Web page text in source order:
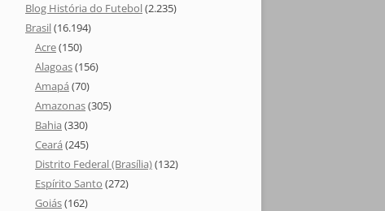
Blog História do Futebol(2.235)
Brasil(16.194)
Acre(150)
Alagoas(156)
Amapá (70)
Amazonas(305)
Bahia (330)
Ceará (245)
Distrito Federal (Brasília)(132)
Espírito Santo (272)
Goiás(162)